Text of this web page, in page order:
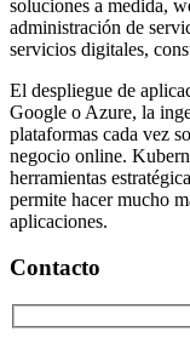
soluciones a medida,
administración de
servicios digitales,
El despliegue de
Google o Azure, la
plataformas cada vez
negocio online.
herramientas
permite hacer mucho
aplicaciones.
Contacto